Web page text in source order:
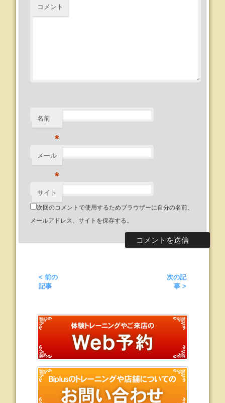
コメント
名前
*
メール
*
サイト
次回のコメントで使用するためブラウザーに自分の名前、
メールアドレス、サイトを保存する。
< 前の
記事
次の記
事 >